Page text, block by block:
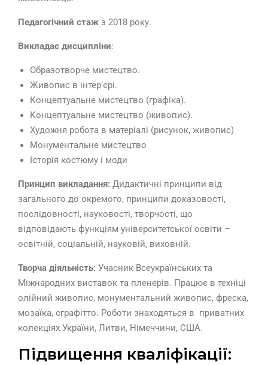
Педагогічний стаж з 2018 року.
Викладає дисципліни:
Образотворче мистецтво.
Живопис в інтер’єрі.
Концептуальне мистецтво (графіка).
Концептуальне мистецтво (живопис).
Художня робота в матеріалі (рисунок, живопис)
Монументальне мистецтво
Історія костюму і моди
Принцип викладання: Дидактичні принципи від
загального до окремого, принципи доказовості,
послідовності, науковості, творчості, що
відповідають функціям університетської освіти –
освітній, соціальній, науковій, виховній.
Творча діяльність: Учасник Всеукраїнських та
Міжнародних виставок та пленерів. Працює в техніці
олійний живопис, монументальний живопис, фреска,
мозаїка, сграфітто. Роботи знаходяться в приватних
колекціях України, Литви, Німеччини, США.
Підвищення кваліфікації: